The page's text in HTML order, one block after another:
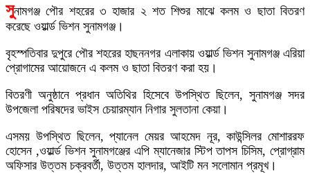
সুনামগঞ্জ পৌর শহরের ৩ হাজার ২ শত শিশুর মাঝে কলম ও ছাতা বিতরণ
করেছে ওয়ার্ল্ড ভিশন সুনামগঞ্জ।
বৃহস্পতিবার দুপুরে পৌর শহরের হাছননগর এলাকায় ওয়ার্ল্ড ভিশন সুনামগঞ্জ এরিয়া
প্রোগামের আয়োজনে এ কলম ও ছাতা বিতরণ করা হয়।
বিতরণী অনুষ্ঠানে প্রধান অতিথির হিসেবে উপস্থিত ছিলেন, সুনামগঞ্জ সদর
উপজেলা পরিষদের ভাইস চেয়ারম্যান নিগার সুলতানা কেয়া।
এসময় উপস্থিত ছিলেন, প্যানেল মেয়র আহমেদ নূর, কাউন্সিলর মোশাররফ
হোসেন ,ওয়ার্ল্ড ভিশন সুনামগঞ্জের এপি ম্যানেজার স্টিপ তাপস চিসিম, প্রোগ্রাম
অফিসার উত্তম চক্রবর্তী, উত্তম হালদার, আইটি মন সলোমান প্রমূখ।